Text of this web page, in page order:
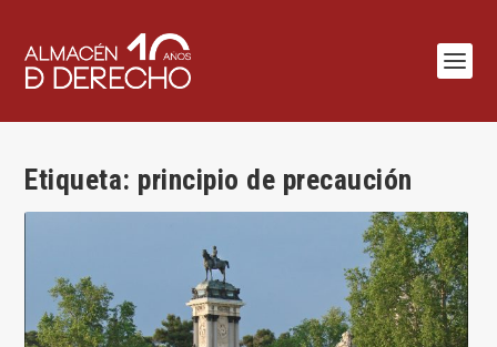
Etiqueta: principio de precaución